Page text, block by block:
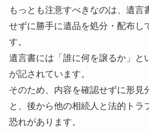
もっとも注意すべきなのは、遺言
せずに勝手に遺品を処分・配布し
す。
遺言書には「誰に何を譲るか」と
が記されています。
そのため、内容を確認せずに形見
と、後から他の相続人と法的トラ
恐れがあります。